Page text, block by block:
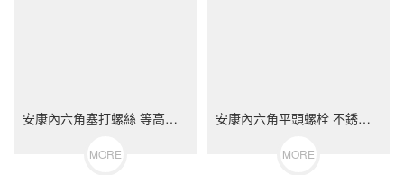
安康內六角塞打螺絲 等高限位螺栓 不銹鋼（304/316）碳鋼 合金鋼
MORE
安康內六角平頭螺栓 不銹鋼（304/316）碳鋼 合金鋼
MORE